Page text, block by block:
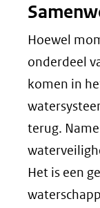
Hoewel
onderdeel
komen in
terug.
Het is een